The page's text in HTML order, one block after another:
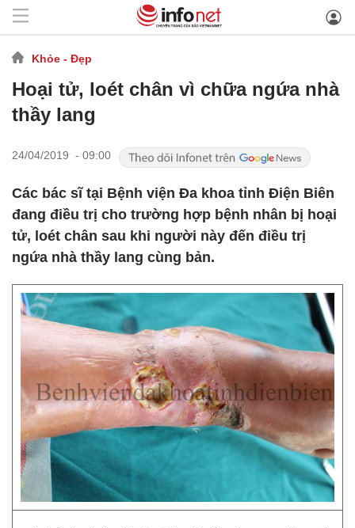
Khỏe - Đẹp
Hoại tử, loét chân vì chữa ngứa nhà
thầy lang
24/04/2019 - 09:00
Các bác sĩ tại Bệnh viện Đa khoa tỉnh Điện Biên
đang điều trị cho trường hợp bệnh nhân bị hoại
tử, loét chân sau khi người này đến điều trị
ngứa nhà thầy lang cùng bản.